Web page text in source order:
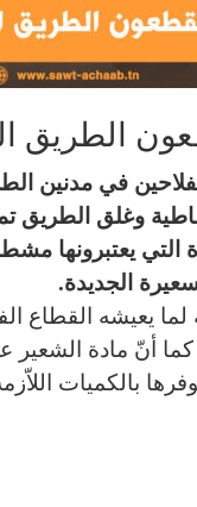
الطريق
وغلق الطريق
التي يعتبرونها
الجديدة.
يعيشه القطاع
كما أنّ مادة
بالكميات